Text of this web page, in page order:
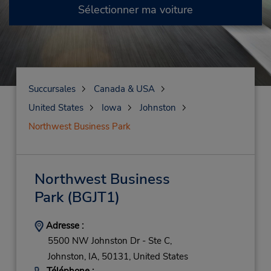
Sélectionner ma voiture
Succursales
Canada & USA
United States
Iowa
Johnston
Northwest Business Park
Northwest Business
Park(BGJT1)
Adresse :
5500 NW Johnston Dr - Ste C,
Johnston, IA, 50131, United States